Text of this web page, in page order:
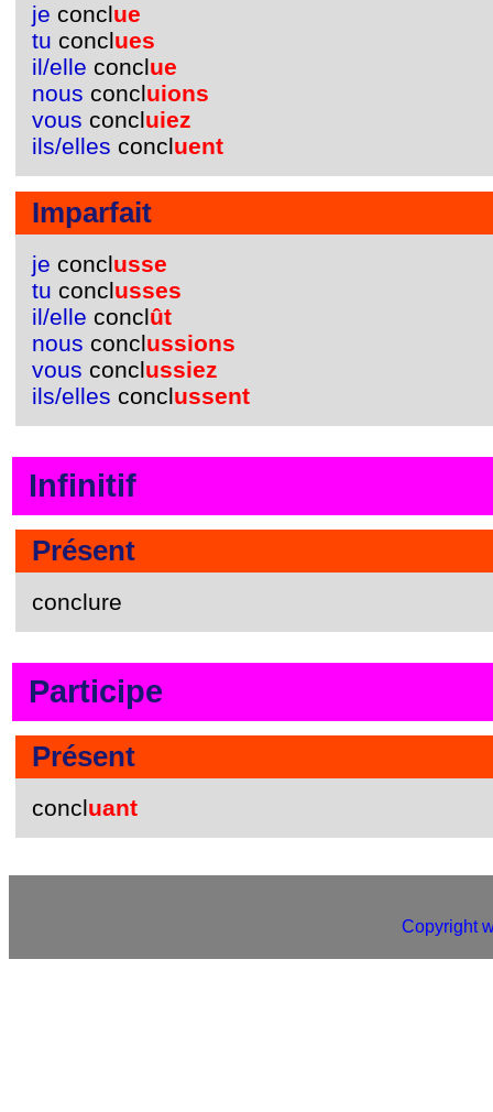
je conclue
tu conclues
il/elle conclue
nous concluions
vous concluiez
ils/elles concluent
Imparfait
je conclusse
tu conclusses
il/elle conclût
nous conclussions
vous conclussiez
ils/elles conclussent
Infinitif
Présent
conclure
Participe
Présent
concluant
Copyright